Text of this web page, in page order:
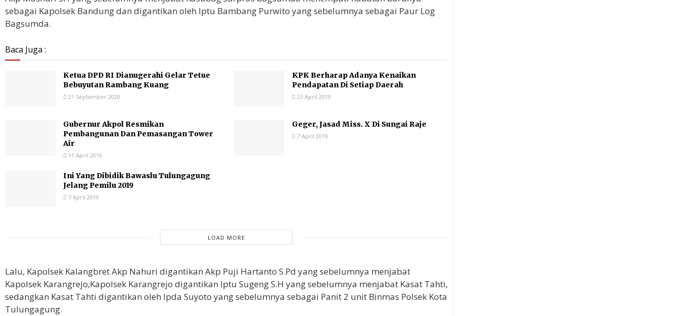
sebagai Kapolsek Bandung dan digantikan oleh Iptu Bambang Purwito yang sebelumnya sebagai Paur Log
Bagsumda.
Baca Juga :
Ketua DPD RI Dianugerahi Gelar Tetue
Bebuyutan Rambang Kuang
21 September 2020
KPK Berharap Adanya Kenaikan
Pendapatan Di Setiap Daerah
23 April 2019
Gubernur Akpol Resmikan
Pembangunan Dan Pemasangan Tower
Air
11 April 2019
Geger, Jasad Miss. X Di Sungai Raje
7 April 2019
Ini Yang Dibidik Bawaslu Tulungagung
Jelang Pemilu 2019
7 April 2019
LOAD MORE
Lalu, Kapolsek Kalangbret Akp Nahuri digantikan Akp Puji Hartanto S.Pd yang sebelumnya menjabat
Kapolsek Karangrejo,Kapolsek Karangrejo digantikan Iptu Sugeng S.H yang sebelumnya menjabat Kasat Tahti,
sedangkan Kasat Tahti digantikan oleh Ipda Suyoto yang sebelumnya sebagai Panit 2 unit Binmas Polsek Kota
Tulungagung.